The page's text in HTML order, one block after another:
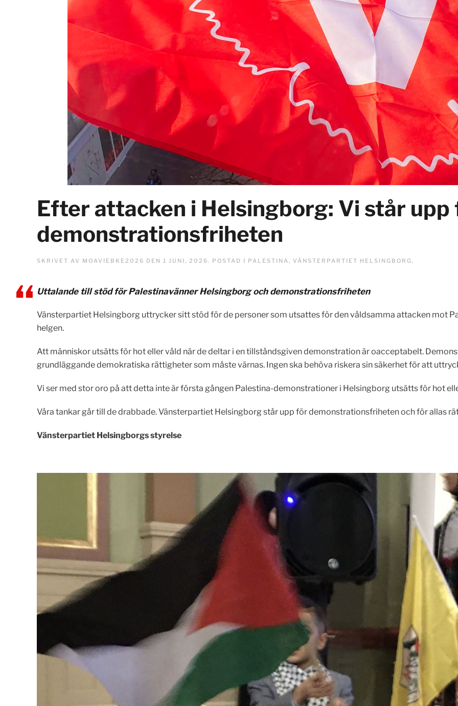
Efter attacken i Helsingborg: Vi står upp
demonstrationsfriheten
SKRIVET AV MOAVIEBKE2026 DEN 1 JUNI, 2026. POSTAD I PALESTINA, VÄNSTERPARTIET HELSINGBORG.
Uttalande till stöd för Palestinavänner Helsingborg och demonstrationsfriheten
Vänsterpartiet Helsingborg uttrycker sitt stöd för de personer som utsattes för den våldsamma attacken mot
helgen.
Att människor utsätts för hot eller våld när de deltar i en tillståndsgiven demonstration är oacceptabelt.
grundläggande demokratiska rättigheter som måste värnas. Ingen ska behöva riskera sin säkerhet för att
Vi ser med stor oro på att detta inte är första gången Palestina-demonstrationer i Helsingborg utsätts för hot
Våra tankar går till de drabbade. Vänsterpartiet Helsingborg står upp för demonstrationsfriheten och för allas
Vänsterpartiet Helsingborgs styrelse